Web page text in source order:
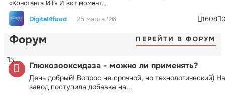
«Константа ИТ» И вот момент...
Digital4food
25 марта '26 1608
Форум ПЕРЕЙТИ В ФОРУМ
Глюкозооксидаза - можно ли применять?
День добрый! Вопрос не срочной, но технологический) На
завод поступила добавка на...
3